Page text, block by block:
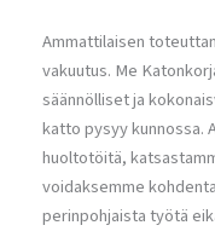
Ammattilaisen
vakuutus. Me
säännölliset ja
katto pysyy kunnossa.
huoltotöitä,
voidaksemme
perinpohjaista työtä